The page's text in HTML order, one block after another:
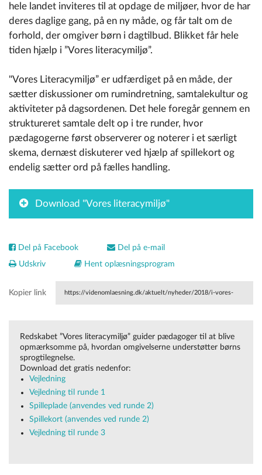
hele landet inviteres til at opdage de miljøer, hvor de har
deres daglige gang, på en ny måde, og får talt om de
forhold, der omgiver børn i dagtilbud. Blikket får hele
tiden hjælp i ”Vores literacymiljø”.
"Vores Literacymiljø” er udfærdiget på en måde, der
sætter diskussioner om rumindretning, samtalekultur og
aktiviteter på dagsordenen. Det hele foregår gennem en
struktureret samtale delt op i tre runder, hvor
pædagogerne først observerer og noterer i et særligt
skema, dernæst diskuterer ved hjælp af spillekort og
endelig sætter ord på fælles handling.
Download "Vores literacymiljø"
Del på Facebook
Del på e-mail
Udskriv
Hent oplæsningsprogram
Kopier link https://videnomlaesning.dk/aktuelt/nyheder/2018/i-vores-
Redskabet ”Vores literacymiljø” guider pædagoger til at blive
opmærksomme på, hvordan omgivelserne understøtter børns
sprogtilegnelse.
Download det gratis nedenfor:
Vejledning
Vejledning til runde 1
Spilleplade (anvendes ved runde 2)
Spillekort (anvendes ved runde 2)
Vejledning til runde 3